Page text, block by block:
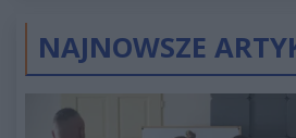
NAJNOWSZE